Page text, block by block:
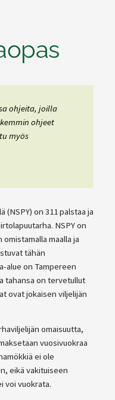
ohjeita, joilla
ohjeet
myös
on 311 palstaa ja
NSPY on
maalla ja
tähän
alue on Tampereen
tahansa on tervetullut
ovat jokaisen viljelijän
omaisuutta,
vuosivuokraa
ei ole
eikä vakituiseen
voi vuokrata.